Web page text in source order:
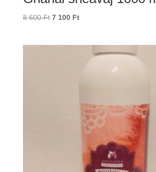
8 600Ft Original
7 100 FtCurrent